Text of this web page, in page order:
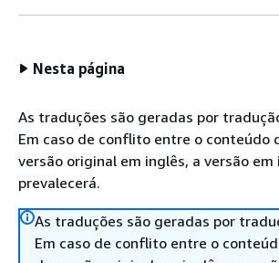
Nesta página
As traduções são geradas por
Em caso de conflito entre o conteúdo
versão original em inglês, a versão em
prevalecerá.
As traduções são geradas por
Em caso de conflito entre o